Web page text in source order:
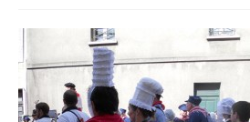
Infos Pratiques
Infos
Contact et horaires